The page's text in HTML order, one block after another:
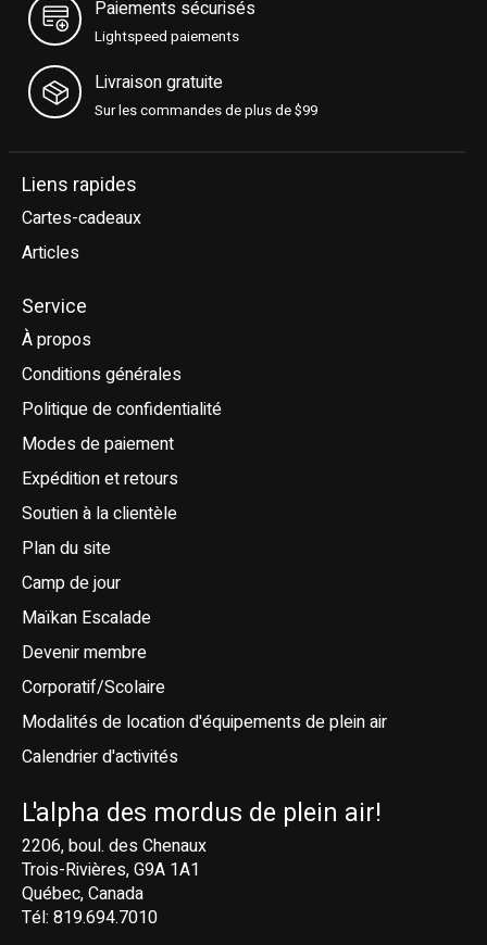
Paiements sécurisés
Lightspeed paiements
Livraison gratuite
Sur les commandes de plus de $99
Liens rapides
Cartes-cadeaux
Articles
Service
À propos
Conditions générales
Politique de confidentialité
Modes de paiement
Expédition et retours
Soutien à la clientèle
Plan du site
Camp de jour
Maïkan Escalade
Devenir membre
Corporatif/Scolaire
Modalités de location d'équipements de plein air
Calendrier d'activités
L'alpha des mordus de plein air!
2206, boul. des Chenaux
Trois-Rivières, G9A 1A1
Québec, Canada
Tél: 819.694.7010